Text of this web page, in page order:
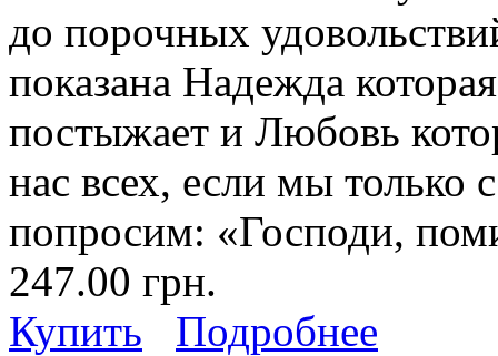
до порочных
показана Надежда
постыжает и Любовь
нас всех, если мы
попросим: «Господи,
247.00 грн.
Купить
Подробнее